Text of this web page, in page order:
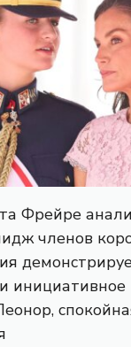
Фрейре
членов
инициативное